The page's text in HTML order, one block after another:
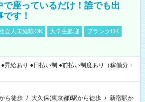
で座っているだけ！誰でも出
す！
会人未経験OK 大学生歓迎
ブランクOK
給あり ●日払い制 ●前払い制度あり（稼働分・
ら徒歩 / 大久保(東京都)駅から徒歩 / 新宿駅か